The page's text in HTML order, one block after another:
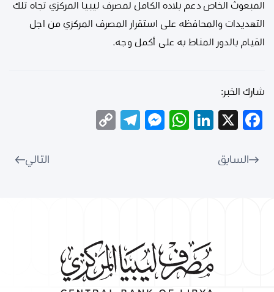
المبعوث الخاص دعم بلاده الكامل لمصرف ليبيا المركزي تجاه تلك
التهديدات والمحافظه على استقرار المصرف المركزي من اجل
القيام بالدور المناط به على أكمل وجه.
شارك الخبر:
Facebook
X
LinkedIn
WhatsApp
Messenger
Telegram
السابق التالي